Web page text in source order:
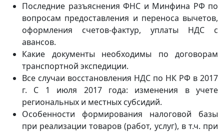
Последние разъяснения ФНС и Минфина РФ по
вопросам предоставления и переноса вычетов,
оформления счетов-фактур, уплаты НДС с
авансов.
Какие документы необходимы по договорам
транспортной экспедиции.
Все случаи восстановления НДС по НК РФ в 2017
г. С 1 июля 2017 года: изменения в учете
региональных и местных субсидий.
Особенности формирования налоговой базы
при реализации товаров (работ, услуг), в т.ч. при